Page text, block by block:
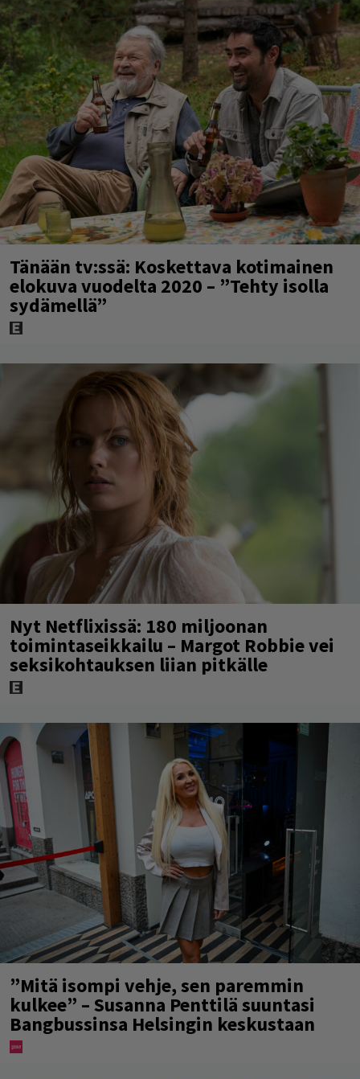
Tänään tv:ssä: Koskettava kotimainen
elokuva vuodelta 2020 – ”Tehty isolla
sydämellä”
Nyt Netflixissä: 180 miljoonan
toimintaseikkailu – Margot Robbie vei
seksikohtauksen liian pitkälle
”Mitä isompi vehje, sen paremmin
kulkee” – Susanna Penttilä suuntasi
Bangbussinsa Helsingin keskustaan